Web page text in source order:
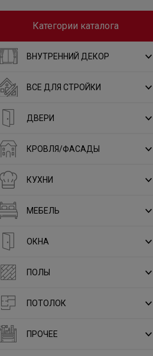
Категории каталога
ВНУТРЕННИЙ ДЕКОР
ВСЕ ДЛЯ СТРОЙКИ
ДВЕРИ
КРОВЛЯ/ФАСАДЫ
КУХНИ
МЕБЕЛЬ
ОКНА
ПОЛЫ
ПОТОЛОК
ПРОЧЕЕ